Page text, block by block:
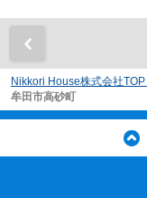
Nikkori House株式会社TOP
牟田市高砂町